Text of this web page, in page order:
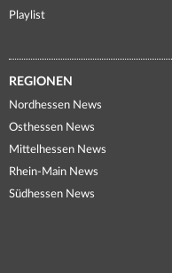
Playlist
REGIONEN
Nordhessen News
Osthessen News
Mittelhessen News
Rhein-Main News
Südhessen News